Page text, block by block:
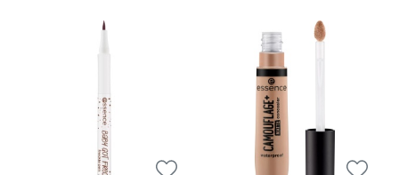
Corector – cateva reguli privind aplicarea
corecta a acestui produs magic
Pentru a folosi un make-up concealer, mai intai, trebuie sa alegi o nuanta
care se potriveste cu tonul pielii tale ori care este usor mai deschisa.